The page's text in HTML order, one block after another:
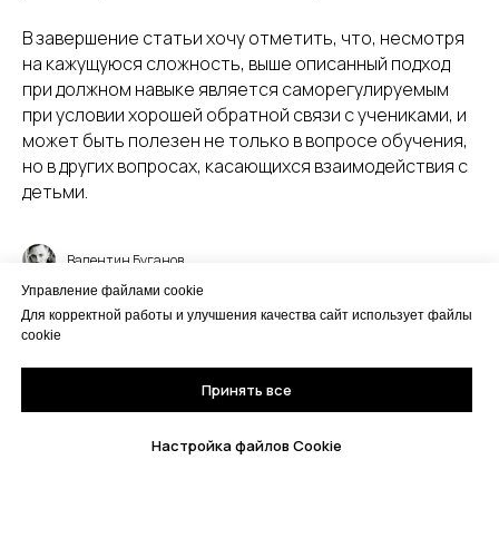
Управление файлами cookie
Для корректной работы и улучшения качества сайт использует файлы
cookie
Принять все
Настройка файлов Cookie
В завершение статьи хочу отметить, что, несмотря
на кажущуюся сложность, выше описанный подход
при должном навыке является саморегулируемым
при условии хорошей обратной связи с учениками, и
может быть полезен не только в вопросе обучения,
но в других вопросах, касающихся взаимодействия с
детьми.
Валентин Буганов